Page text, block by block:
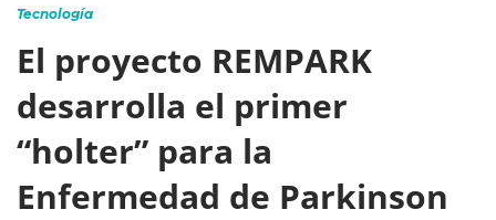
Tecnología
El proyecto REMPARK
desarrolla el primer
“holter” para la
Enfermedad de Parkinson